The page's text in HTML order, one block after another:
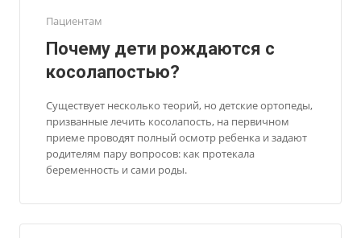
Пациентам
Почему дети рождаются с
косолапостью?
Существует несколько теорий, но детские ортопеды,
призванные лечить косолапость, на первичном
приеме проводят полный осмотр ребенка и задают
родителям пару вопросов: как протекала
беременность и сами роды.